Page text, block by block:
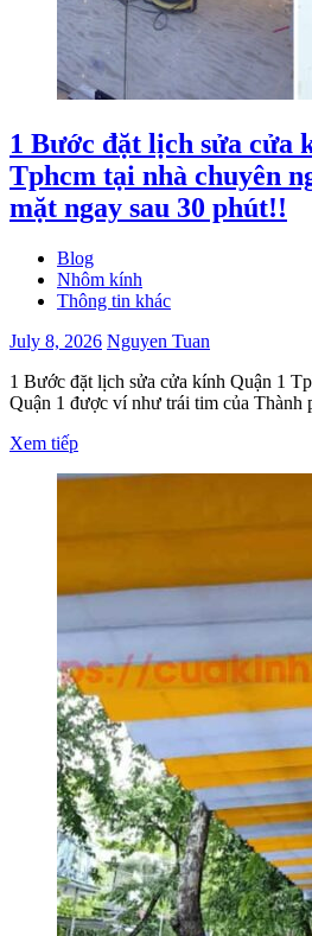
1 Bước đặt lịch sửa cửa
Tphcm tại nhà chuyên
mặt ngay sau 30 phút!!
Blog
Nhôm kính
Thông tin khác
July 8, 2026 Nguyen Tuan
1 Bước đặt lịch sửa cửa kính Quận 1
Quận 1 được ví như trái tim của
Xem tiếp